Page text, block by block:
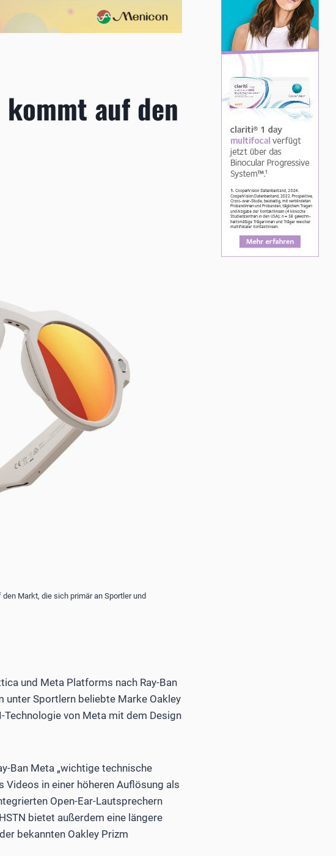
auf den
Markt, die sich primär an Sportler und
und Meta Platforms nach Ray-Ban
unter Sportlern beliebte Marke Oakley
Technologie von Meta mit dem Design
Ban Meta „wichtige technische
Videos in einer höheren Auflösung als
Open-Ear-Lautsprechern
bietet außerdem eine längere
bekannten Oakley Prizm